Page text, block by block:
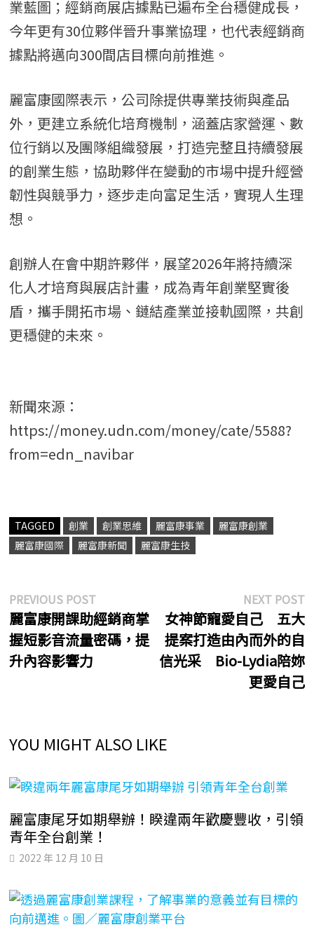
業藍圖；經銷商展店據點已遍布全台穩健成長，
今年更有30位夥伴晉升事業協理，也代表經銷商
據點將邁向300間店目標向前推進。
麗富康國際表示，公司除提供專業技術與產品
外，更建立系統化培育機制，涵蓋店家營運、數
位行銷以及團隊組織發展，打造完整且持續發展
的創業生態，協助夥伴在變動的市場中提升經營
韌性與競爭力，逐步走向富足生活，實現人生理
想。
創辦人在會中期許夥伴，展望2026年將持續深
化人才培育與展店計畫，成為青年創業堅實後
盾，攜手開拓市場、鏈結產業並接軌國際，共創
更穩健的未來。
新聞來源：
https://money.udn.com/money/cate/5588?
from=edn_navibar
TAGGED 創業 創業思維 麗富康事業
麗富康創業
麗富康國際
麗富康新聞 麗富康生技
文
章
導
覽
PREVIOUS POSTPrevious
post:
麗富康開課助經銷商掌
握短影音流量密碼，提
升內容影響力
NEXT POST
女神節寵愛自己 五大
提案打造由內而外的自
信光采 Bio-Lydia陪妳
更愛自己
YOU MIGHT ALSO LIKE
麗富康尾牙如期舉辦！睽違兩年歡慶豐收，引領
青年全台創業！
2022 年 12 月 10 日